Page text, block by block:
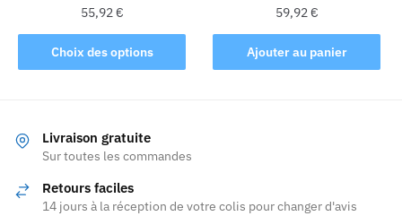
du
produit
du
produit
55,92€
Choix des options
Ce
produit
variations.
Les
peuvent
59,92€
Ajouter au panier
Livraison gratuite
Sur toutes les commandes
Retours faciles
14 jours à la réception de votre colis pour changer d'avis